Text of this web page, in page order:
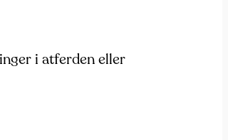
i atferden eller